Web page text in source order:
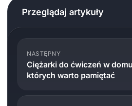
Przeglądaj artykuły
NASTĘPNY
Ciężarki do ćwiczeń w
których warto pamiętać